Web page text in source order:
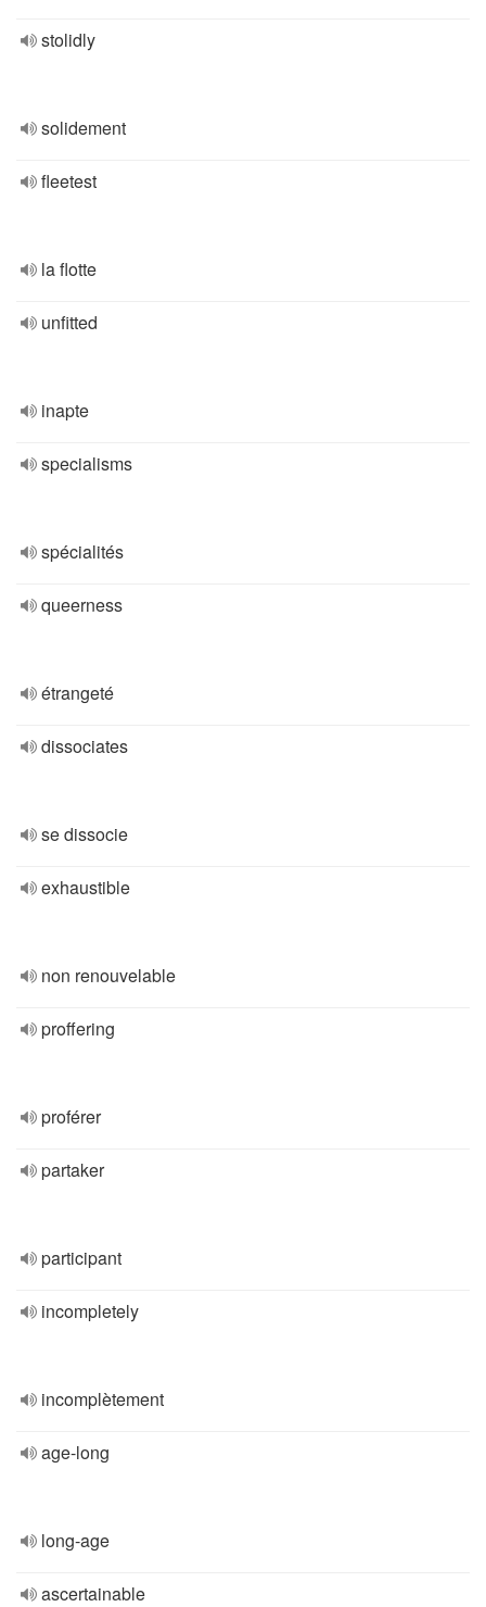
stolidly
solidement
fleetest
la flotte
unfitted
inapte
specialisms
spécialités
queerness
étrangeté
dissociates
se dissocie
exhaustible
non renouvelable
proffering
proférer
partaker
participant
incompletely
incomplètement
age-long
long-age
ascertainable